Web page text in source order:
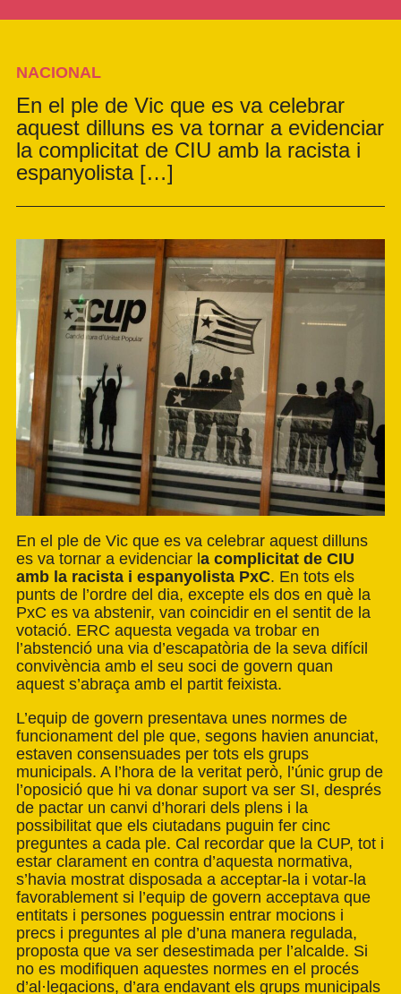
NACIONAL
En el ple de Vic que es va celebrar
aquest dilluns es va tornar a evidenciar
la complicitat de CIU amb la racista i
espanyolista […]
En el ple de Vic que es va celebrar aquest dilluns
es va tornar a evidenciar l a complicitat de CIU
amb la racista i espanyolista PxC. En tots els
punts de l’ordre del dia, excepte els dos en què la
PxC es va abstenir, van coincidir en el sentit de la
votació. ERC aquesta vegada va trobar en
l’abstenció una via d’escapatòria de la seva difícil
convivència amb el seu soci de govern quan
aquest s’abraça amb el partit feixista.
L’equip de govern presentava unes normes de
funcionament del ple que, segons havien anunciat,
estaven consensuades per tots els grups
municipals. A l’hora de la veritat però, l’únic grup de
l’oposició que hi va donar suport va ser SI, després
de pactar un canvi d’horari dels plens i la
possibilitat que els ciutadans puguin fer cinc
preguntes a cada ple. Cal recordar que la CUP, tot i
estar clarament en contra d’aquesta normativa,
s’havia mostrat disposada a acceptar-la i votar-la
favorablement si l’equip de govern acceptava que
entitats i persones poguessin entrar mocions i
precs i preguntes al ple d’una manera regulada,
proposta que va ser desestimada per l’alcalde. Si
no es modifiquen aquestes normes en el procés
d’al·legacions, d’ara endavant els grups municipals